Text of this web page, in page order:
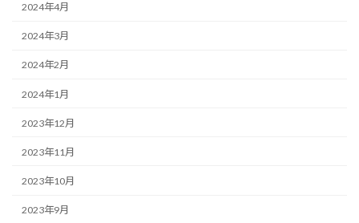
2024年4月
2024年3月
2024年2月
2024年1月
2023年12月
2023年11月
2023年10月
2023年9月